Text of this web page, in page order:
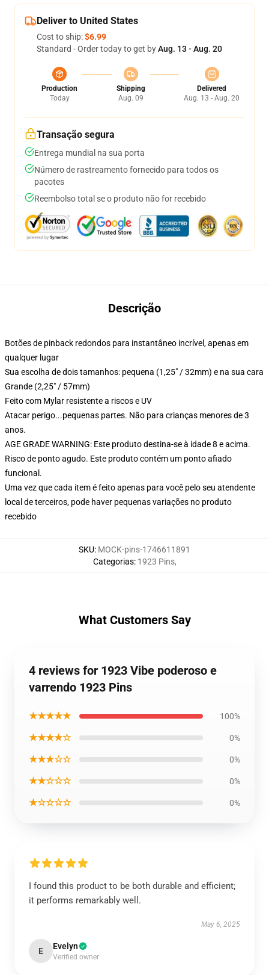
Deliver to United States
Cost to ship:$6.99
Standard - Order today to get byAug. 13 - Aug. 20
Production
Today
Shipping
Aug. 09
Delivered
Aug. 13 - Aug. 20
Transação segura
Entrega mundial na sua porta
Número de rastreamento fornecido para todos os
pacotes
Reembolso total se o produto não for recebido
Descrição
Botões de pinback redondos para instantâneo incrível, apenas em
qualquer lugar
Sua escolha de dois tamanhos: pequena (1,25" / 32mm) e na sua cara
Grande (2,25" / 57mm)
Feito com Mylar resistente a riscos e UV
Atacar perigo...pequenas partes. Não para crianças menores de 3
anos.
AGE GRADE WARNING: Este produto destina-se à idade 8 e acima.
Risco de ponto agudo. Este produto contém um ponto afiado
funcional.
Uma vez que cada item é feito apenas para você pelo seu atendente
local de terceiros, pode haver pequenas variações no produto
recebido
SKU: MOCK-pins-1746611891
Categorias: 1923 Pins,
What Customers Say
4 reviews for 1923 Vibe poderoso e
varrendo 1923 Pins
★★★★★ 100%
★★★★☆ 0%
★★★☆☆ 0%
★★☆☆☆ 0%
★☆☆☆☆ 0%
I found this product to be both durable and efficient;
it performs remarkably well.
May 6, 2025
E Evelyn
Verified owner